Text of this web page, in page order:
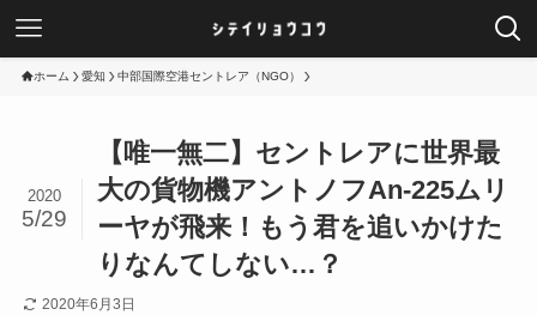
ホーム 愛知 中部国際空港セントレア（NGO）
【唯一無二】セントレアに世界最
大の貨物機アントノフAn-225ムリ
ーヤが飛来！もう君を追いかけた
りなんてしない…？
2020
5/29
2020年6月3日